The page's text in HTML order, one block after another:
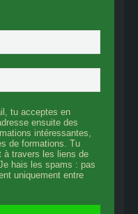
tu acceptes en
ensuite des
intéressantes,
de formations. Tu
à travers les liens de
hais les spams : pas
uniquement entre